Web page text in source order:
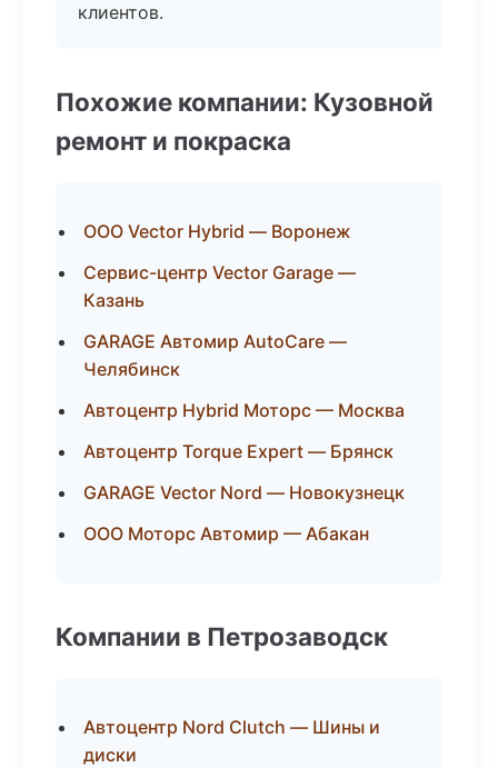
клиентов.
Похожие компании: Кузовной
ремонт и покраска
ООО Vector Hybrid — Воронеж
Сервис-центр Vector Garage —
Казань
GARAGE Автомир AutoCare —
Челябинск
Автоцентр Hybrid Моторс — Москва
Автоцентр Torque Expert — Брянск
GARAGE Vector Nord — Новокузнецк
ООО Моторс Автомир — Абакан
Компании в Петрозаводск
Автоцентр Nord Clutch — Шины и
диски